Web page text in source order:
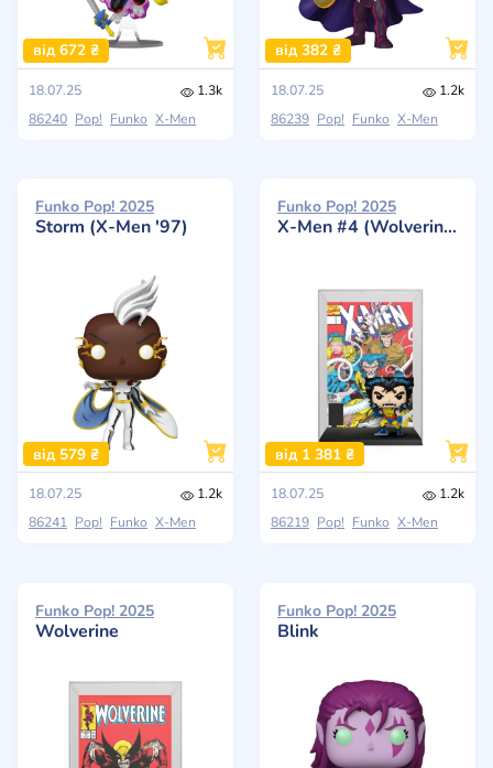
від 672 ₴
18.07.25
1.3k
86240 Pop! Funko X-Men
від 382 ₴
18.07.25
1.2k
86239 Pop! Funko X-Men
Funko Pop! 2025
Storm (X-Men '97)
від 579 ₴
18.07.25
1.2k
86241 Pop! Funko X-Men
Funko Pop! 2025
X-Men #4 (Wolverine)
від 1 381 ₴
18.07.25
1.2k
86219 Pop! Funko X-Men
Funko Pop! 2025
Wolverine
Funko Pop! 2025
Blink